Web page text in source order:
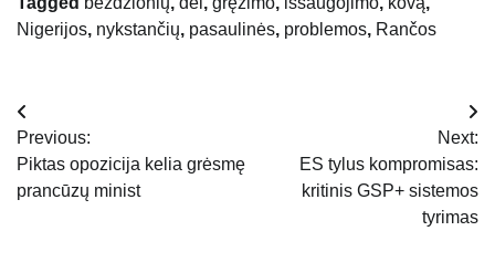
Nigerijos, nykstančių, pasaulinės, problemos, Rančos
Navigacija
tarp
įrašų
Previous:
Piktas opozicija kelia grėsmę
prancūzų minist
Next:
ES tylus kompromisas:
kritinis GSP+ sistemos
tyrimas